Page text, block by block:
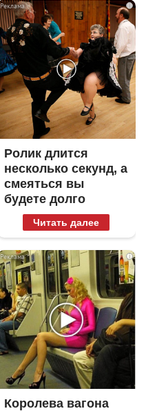
i
Ролик длится
несколько секунд, а
смеяться вы
будете долго
Читать далее
i
Королева вагона